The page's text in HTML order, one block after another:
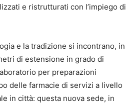
e ristrutturati con l’impiego di
e la tradizione si incontrano, in
di estensione in grado di
per preparazioni
delle farmacie di servizi a livello
in città: questa nuova sede, in